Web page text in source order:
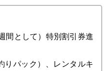
間として）特別割引券進
りパック）、レンタルキ